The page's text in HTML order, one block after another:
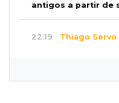
antigos a partir de
22:19 Thiago Servo